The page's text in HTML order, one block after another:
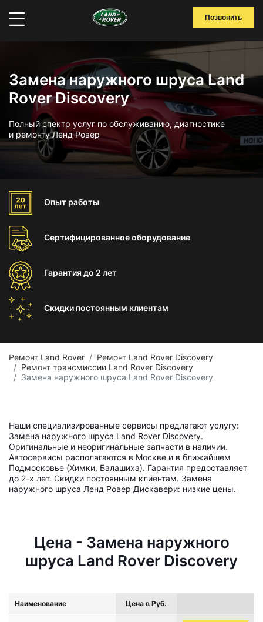
Позвонить
Замена наружного шруса Land
Rover Discovery
Полный спектр услуг по обслуживанию, диагностике
и ремонту Ленд Ровер
Опыт работы
Сертифицированноеоборудование
Гарантиядо 2 лет
Скидки постоянным клиентам
Ремонт Land Rover
Ремонт Land Rover Discovery
Ремонт трансмиссии Land Rover Discovery
Замена наружного шруса Land Rover Discovery
Наши специализированные сервисы предлагают услугу:
Замена наружного шруса Land Rover Discovery.
Оригинальные и неоригинальные запчасти в наличии.
Автосервисы располагаются в Москве и в ближайшем
Подмосковье (Химки, Балашиха). Гарантия предоставляет
до 2-х лет. Скидки постоянным клиентам. Замена
наружного шруса Ленд Ровер Дискавери: низкие цены.
Цена - Замена наружного
шруса Land Rover Discovery
Наименование Цена в Руб.